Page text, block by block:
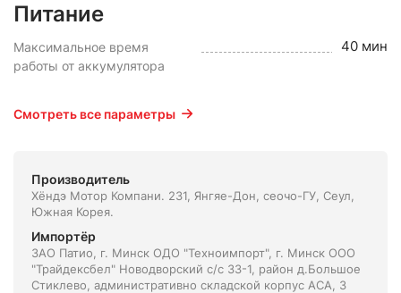
Питание
Максимальное время
работы от аккумулятора
40 мин
Смотреть все параметры
Производитель
Хёндэ Мотор Компани. 231, Янгяе-Дон, сеочо-ГУ, Сеул,
Южная Корея.
Импортёр
ЗАО Патио, г. Минск ОДО "Техноимпорт", г. Минск ООО
"Трайдексбел" Новодворский с/с 33-1, район д.Большое
Стиклево, административно складской корпус АСА, 3